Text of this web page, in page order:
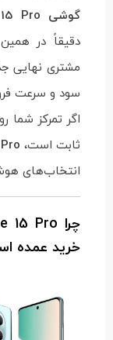
گوشی Xiaomi Redmi Note 15 Pro نسخه Global
دقیقاً در
مشتری نهایی
سود و سرعت
اگر تمرکز شما
ثابت است،
انتخاب‌های
خرید عمده